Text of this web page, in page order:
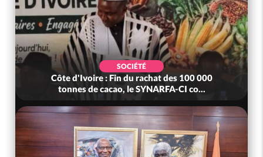
SOCIÉTÉ
Côte d'Ivoire : Fin du rachat des 100 000
tonnes de cacao, le SYNARFA-CI co...